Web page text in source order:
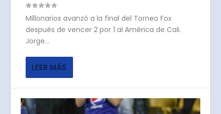
Millonarios avanzó a la final del Torneo Fox
después de vencer 2 por 1 al América de Cali.
Jorge...
LEER MÁS